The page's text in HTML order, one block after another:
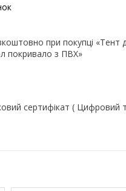
при покупці «Тент
покривало з ПВХ»
сертифікат ( Цифровий